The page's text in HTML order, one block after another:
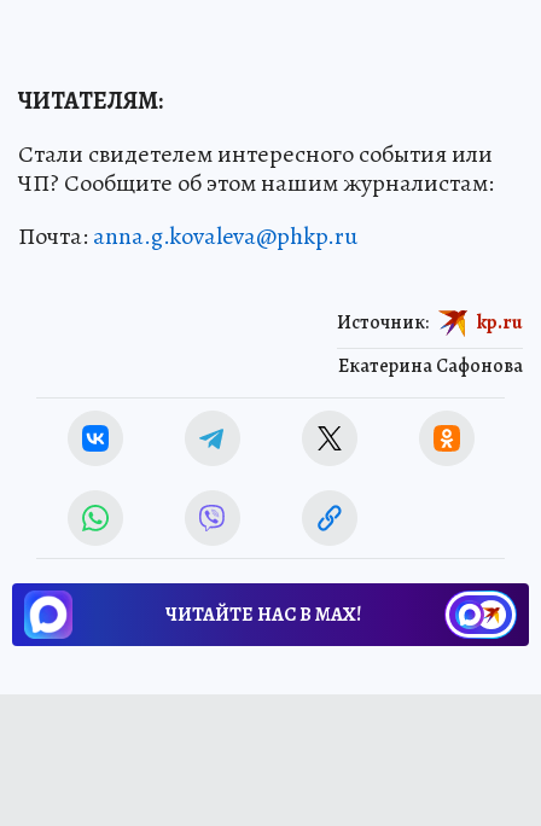
ЧИТАТЕЛЯМ:
Стали свидетелем интересного события или
ЧП? Сообщите об этом нашим журналистам:
Почта: anna.g.kovaleva@phkp.ru
Екатерина Сафонова
Источник: kp.ru
ЧИТАЙТЕ НАС В МАХ!